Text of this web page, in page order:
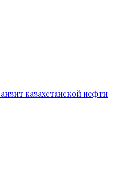
казахстанской нефти